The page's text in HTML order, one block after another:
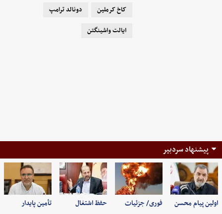
کاخ کرملین
دونالد ترامپ
ایالت واشینگتن
پیشنهاد سردبیر
اولین پیام محسن
فوری/ جزئیات
حفظ اشتغال
تأمین پایدار